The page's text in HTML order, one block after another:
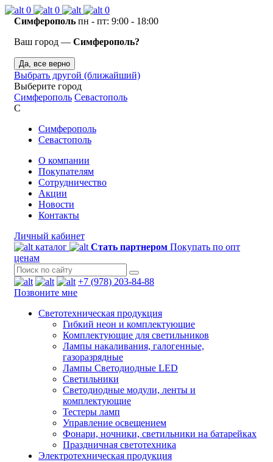
0 0
0
Симферополь пн - пт: 9:00 - 18:00
Ваш город — Симферополь?
Да, все верно
Выбрать другой (ближайший)
Выберите город
Симферополь Севастополь
С
Симферополь
Севастополь
О компании
Покупателям
Сотрудничество
Акции
Новости
Контакты
Личный кабинет
каталог
Стать партнером Покупать по опт
ценам
+7 (978) 203-84-88
Позвоните мне
Светотехническая продукция
Гибкий неон и комплектующие
Комплектующие для светильников
Лампы накаливания, галогенные,
газоразрядные
Лампы Светодиодные LED
Светильники
Светодиодные модули, ленты и
комплектующие
Тестеры ламп
Управление освещением
Фонари, ночники, светильники на батарейках
Праздничная светотехника
Электротехническая продукция